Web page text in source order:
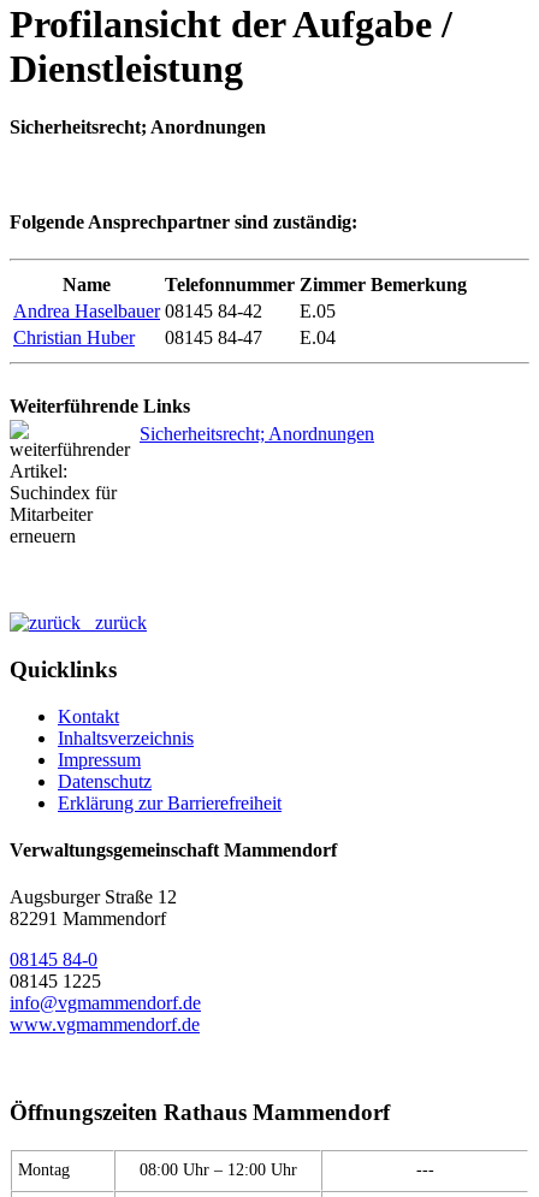
Profilansicht der Aufgabe /
Dienstleistung
Sicherheitsrecht; Anordnungen
Folgende Ansprechpartner sind zuständig:
Name Telefonnummer Zimmer Bemerkung
Andrea Haselbauer 08145 84-42
E.05
Christian Huber
08145 84-47 E.04
Weiterführende Links
Sicherheitsrecht; Anordnungen
zurück
Quicklinks
Kontakt
Inhaltsverzeichnis
Impressum
Datenschutz
Erklärung zur Barrierefreiheit
Verwaltungsgemeinschaft Mammendorf
Augsburger Straße 12
82291 Mammendorf
08145 84-0
08145 1225
info@vgmammendorf.de
www.vgmammendorf.de
Öffnungszeiten Rathaus Mammendorf
Montag 08:00 Uhr – 12:00 Uhr ---